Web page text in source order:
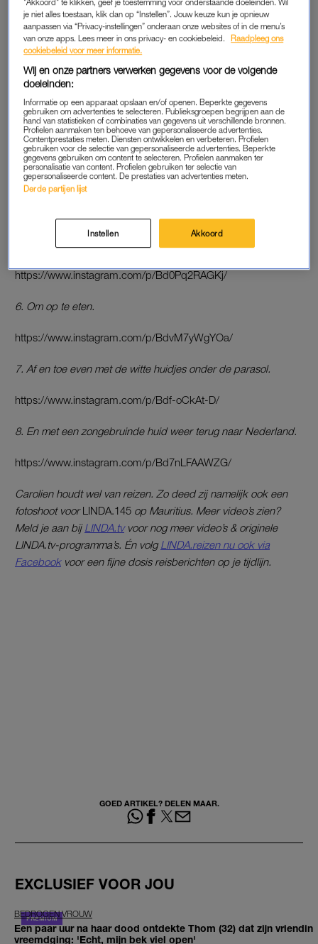
2. Otis is maar wat blij dat hij met zijn vader mee mag.
https://www.instagram.com/p/BdtNNXJgquT/
3. Een foto hier en een foto daar om de mensen in Nederland
een beetje jaloers te maken.
https://www.instagram.com/p/BdnWMKCAQiy/
4. Een beetje beweging is oké, dus af en toe even op de
schommel.
https://www.instagram.com/p/Bd5ZGKxAvDp/
5. De plicht roept: tussen al het zonnebaden door ook even
langs de hardwerkende vader.
https://www.instagram.com/p/Bd0Pq2RAGKj/
6. Om op te eten.
https://www.instagram.com/p/BdvM7yWgYOa/
7. Af en toe even met de witte huidjes onder de parasol.
https://www.instagram.com/p/Bdf-oCkAt-D/
8. En met een zongebruinde huid weer terug naar Nederland.
https://www.instagram.com/p/Bd7nLFAAWZG/
Carolien houdt wel van reizen. Zo deed zij namelijk ook een
fotoshoot voorLINDA.145 op Mauritius. Meer video’s zien?
Meld je aan bij LINDA.tvvoor nog meer video’s & originele
LINDA.tv-programma’s. Én volgLINDA.reizen nu ook via
Facebookvoor een fijne dosis reisberichten op je tijdlijn.
GOED ARTIKEL? DELEN MAAR.
EXCLUSIEF VOOR JOU
BEDROGEN VROUW
Een paar uur na haar dood ontdekte Thom (32) dat zijn vriendin
vreemdging: 'Echt, mijn bek viel open'
je niet alles toestaan, klik dan op “Instellen”. Jouw keuze kun je opnieuw
aanpassen via “Privacy-instellingen” onderaan onze websites of in de menu’s
van onze apps. Lees meer in ons privacy- en cookiebeleid.
Raadpleeg ons
cookiebeleid voor meer informatie.
Wij en onze partners verwerken gegevens voor de volgende
doeleinden:
Informatie op een apparaat opslaan en/of openen. Beperkte gegevens
gebruiken om advertenties te selecteren. Publieksgroepen begrijpen aan de
hand van statistieken of combinaties van gegevens uit verschillende bronnen.
Profielen aanmaken ten behoeve van gepersonaliseerde advertenties.
Contentprestaties meten. Diensten ontwikkelen en verbeteren. Profielen
gebruiken voor de selectie van gepersonaliseerde advertenties. Beperkte
gegevens gebruiken om content te selecteren. Profielen aanmaken ter
personalisatie van content. Profielen gebruiken ter selectie van
gepersonaliseerde content. De prestaties van advertenties meten.
Derde partijen lijst
Instellen Akkoord